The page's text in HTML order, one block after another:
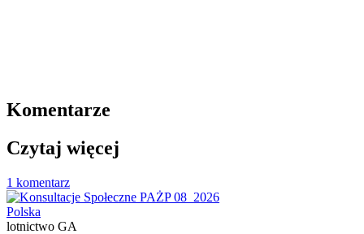
Komentarze
Czytaj więcej
1 komentarz
Polska
lotnictwo GA